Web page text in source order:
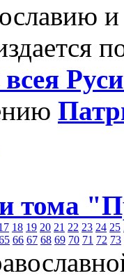
тома
18 19 20 21 22 23 24 25
66 67 68 69 70 71 72 73